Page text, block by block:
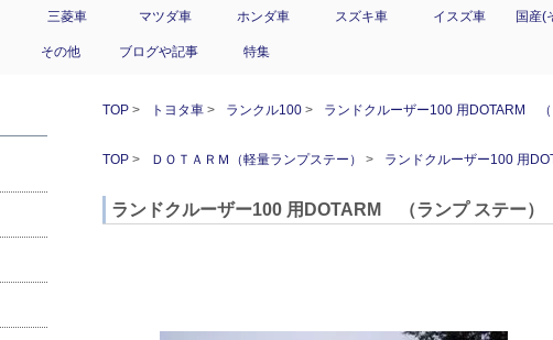
三菱車 マツダ車 ホンダ車 スズキ車 イスズ車 国産(
その他 ブログや記事 特集
TOP トヨタ車 ランクル100 ランドクルーザー100 用DOTARM （
TOP ＤＯＴＡＲＭ（軽量ランプステー） ランドクルーザー100 用
ランドクルーザー100 用DOTARM （ランプ ステー）